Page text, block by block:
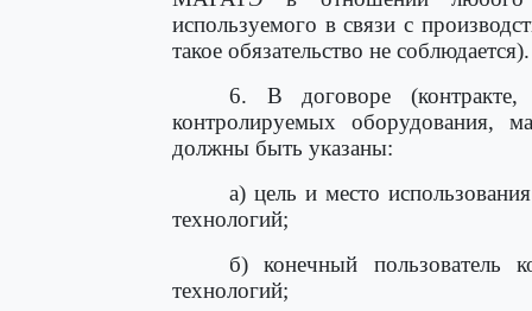
используемого в связи с
такое обязательство не соблюдается).
6. В договоре (контракте,
контролируемых оборудования,
должны быть указаны:
а) цель и место
технологий;
б) конечный пользователь
технологий;